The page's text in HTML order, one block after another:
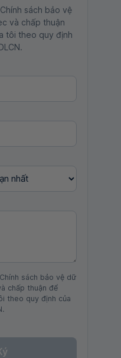
sách bảo vệ
và chấp thuận
tôi theo quy định
sách bảo vệ dữ
chấp thuận để
theo quy định của